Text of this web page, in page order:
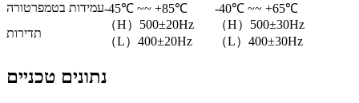
עמידות בטמפרטורה-45℃ ~~ +85℃
-40℃ ~~ +65℃
תדירות
（H）500±20Hz
（L）400±20Hz
（H）500±30Hz
（L）400±30Hz
נתונים טכניים